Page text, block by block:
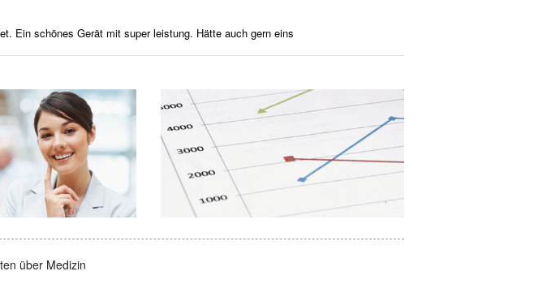
Ein schönes Gerät mit super leistung. Hätte auch gern eins
über Medizin